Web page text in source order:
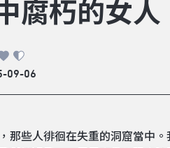
腐朽的女人
09-06
那些人徘徊在失重的洞窟當中